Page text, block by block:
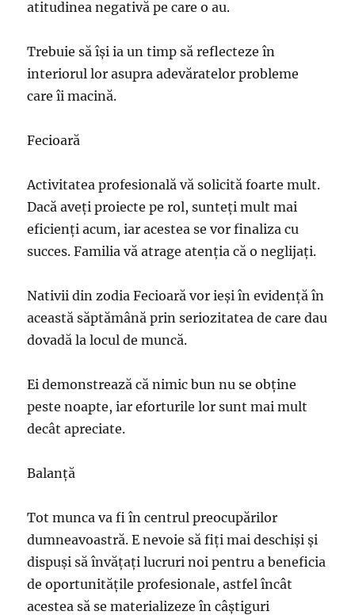
atitudinea negativă pe care o au.
Trebuie să își ia un timp să reflecteze în
interiorul lor asupra adevăratelor probleme
care îi macină.
Fecioară
Activitatea profesională vă solicită foarte mult.
Dacă aveţi proiecte pe rol, sunteţi mult mai
eficienţi acum, iar acestea se vor finaliza cu
succes. Familia vă atrage atenţia că o neglijaţi.
Nativii din zodia Fecioară vor ieși în evidență în
această săptămână prin seriozitatea de care dau
dovadă la locul de muncă.
Ei demonstrează că nimic bun nu se obține
peste noapte, iar eforturile lor sunt mai mult
decât apreciate.
Balanţă
Tot munca va fi în centrul preocupărilor
dumneavoastră. E nevoie să fiţi mai deschişi şi
dispuşi să învăţaţi lucruri noi pentru a beneficia
de oportunităţile profesionale, astfel încât
acestea să se materializeze în câştiguri